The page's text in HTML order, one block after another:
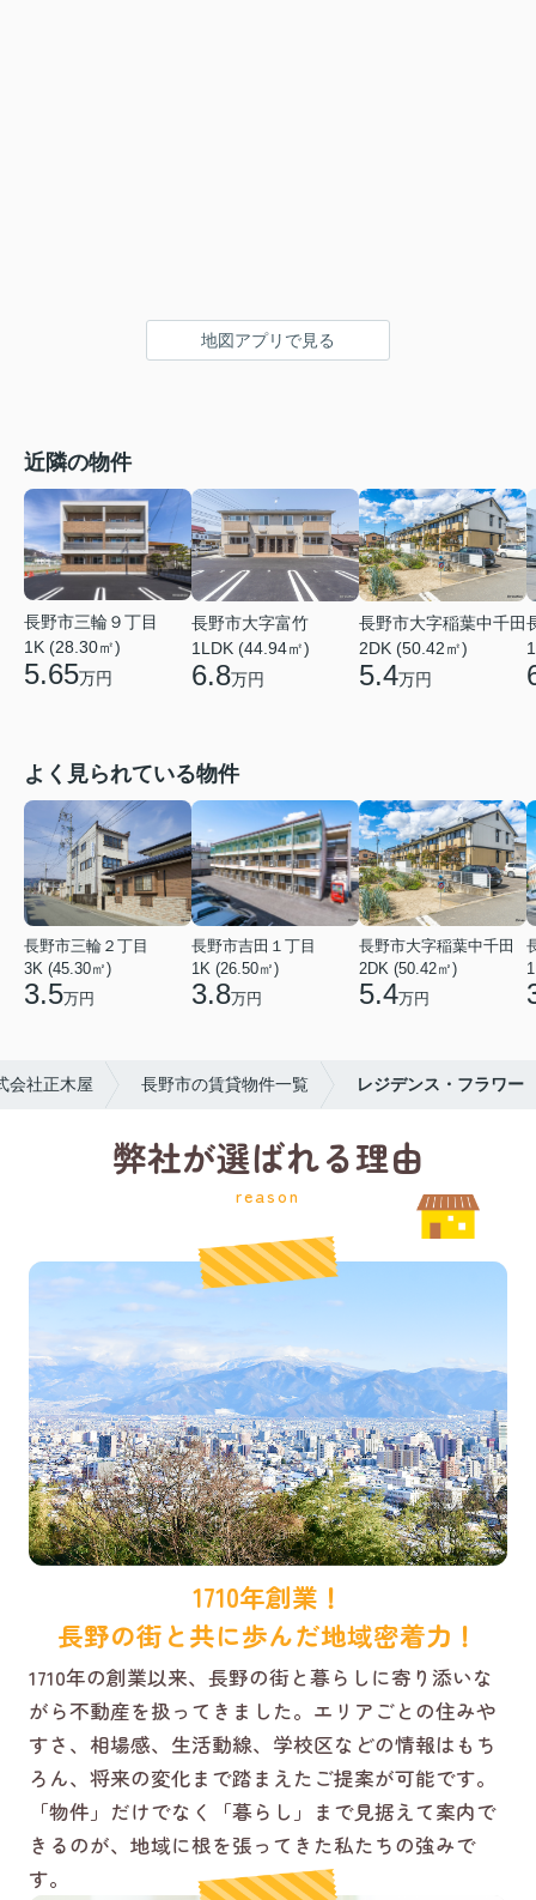
地図アプリで見る
近隣の物件
長野市三輪９丁目
1K (28.30㎡)
5.65万円
長野市大字富竹
1LDK (44.94㎡)
6.8万円
長野市大字稲葉中千田
2DK (50.42㎡)
5.4万円
よく見られている物件
長野市三輪２丁目
3K (45.30㎡)
3.5万円
長野市吉田１丁目
1K (26.50㎡)
3.8万円
長野市大字稲葉中千田
2DK (50.42㎡)
5.4万円
会社正木屋 長野市の賃貸物件一覧 レジデンス・フラワー
弊社が選ばれる理由
reason
1710年創業！
長野の街と共に歩んだ地域密着力！
1710年の創業以来、長野の街と暮らしに寄り添いな
がら不動産を扱ってきました。エリアごとの住みや
すさ、相場感、生活動線、学校区などの情報はもち
ろん、将来の変化まで踏まえたご提案が可能です。
「物件」だけでなく「暮らし」まで見据えて案内で
きるのが、地域に根を張ってきた私たちの強みで
す。